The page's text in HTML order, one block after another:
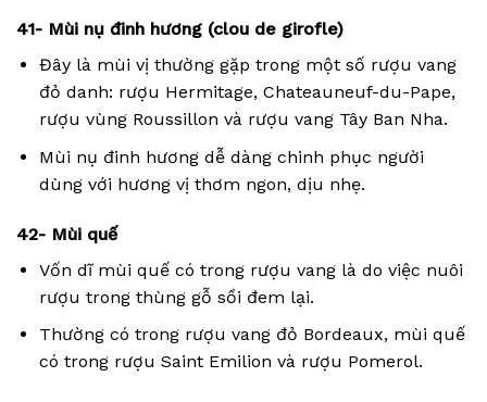
41- Mùi nụ đinh hương (clou de girofle)
Đây là mùi vị thường gặp trong một số rượu vang
đỏ danh: rượu Hermitage, Chateauneuf-du-Pape,
rượu vùng Roussillon và rượu vang Tây Ban Nha.
Mùi nụ đinh hương dễ dàng chinh phục người
dùng với hương vị thơm ngon, dịu nhẹ.
42- Mùi quế
Vốn dĩ mùi quế có trong rượu vang là do việc nuôi
rượu trong thùng gỗ sồi đem lại.
Thường có trong rượu vang đỏ Bordeaux, mùi quế
có trong rượu Saint Emilion và rượu Pomerol.